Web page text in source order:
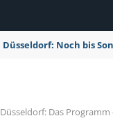
Düsseldorf: Noch bis
Düsseldorf: Das